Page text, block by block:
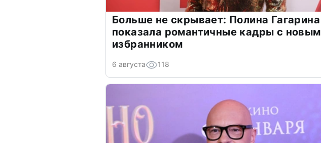
Больше не скрывает: Полина Гагарина
показала романтичные кадры с новым
избранником
6 августа 118